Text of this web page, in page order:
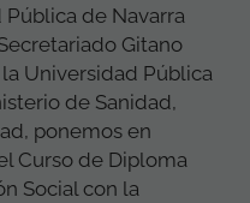
de Navarra
Gitano
Universidad Pública
de Sanidad,
ponemos en
Curso de Diploma
Social con la